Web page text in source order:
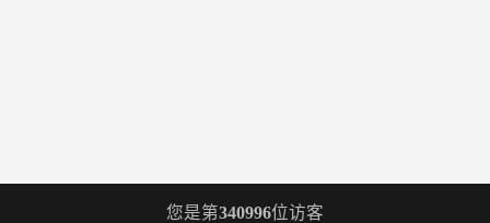
您是第340996位访客